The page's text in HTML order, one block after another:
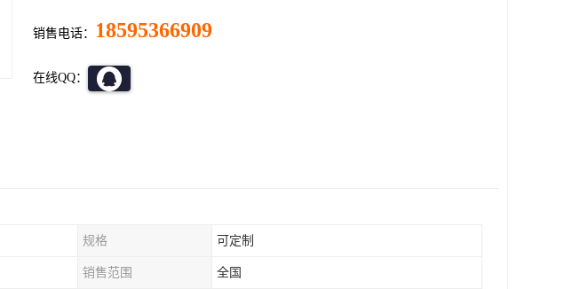
销售电话： 18595366909
在线QQ：
规格 可定制
销售范围 全国